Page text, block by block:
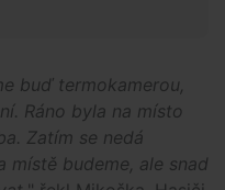
buď termokamerou,
Ráno byla na místo
Zatím se nedá
místě budeme, ale snad